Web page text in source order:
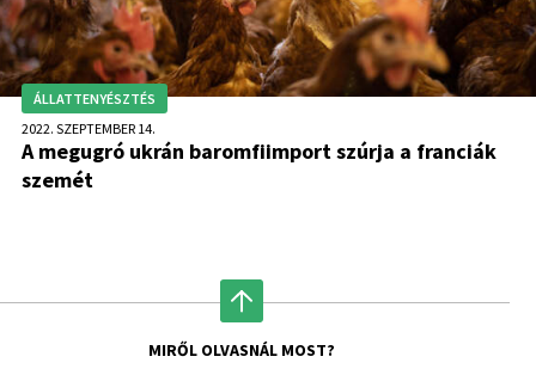
ÁLLATTENYÉSZTÉS
2022. SZEPTEMBER 14.
A megugró ukrán baromfiimport szúrja a franciák
szemét
MIRŐL OLVASNÁL MOST?